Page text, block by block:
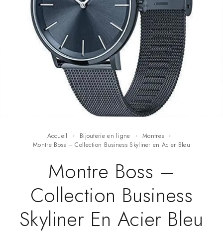
Accueil Bijouterie en ligne
Montres
Montre Boss – Collection Business Skyliner en Acier Bleu
Montre Boss –
Collection Business
Skyliner En Acier Bleu